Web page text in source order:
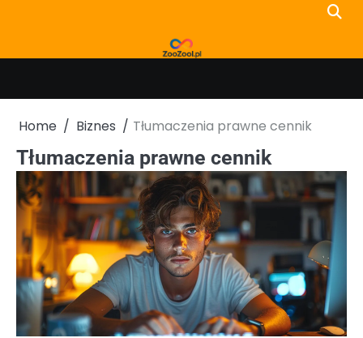
Home Biznes Tłumaczenia prawne cennik
Tłumaczenia prawne cennik